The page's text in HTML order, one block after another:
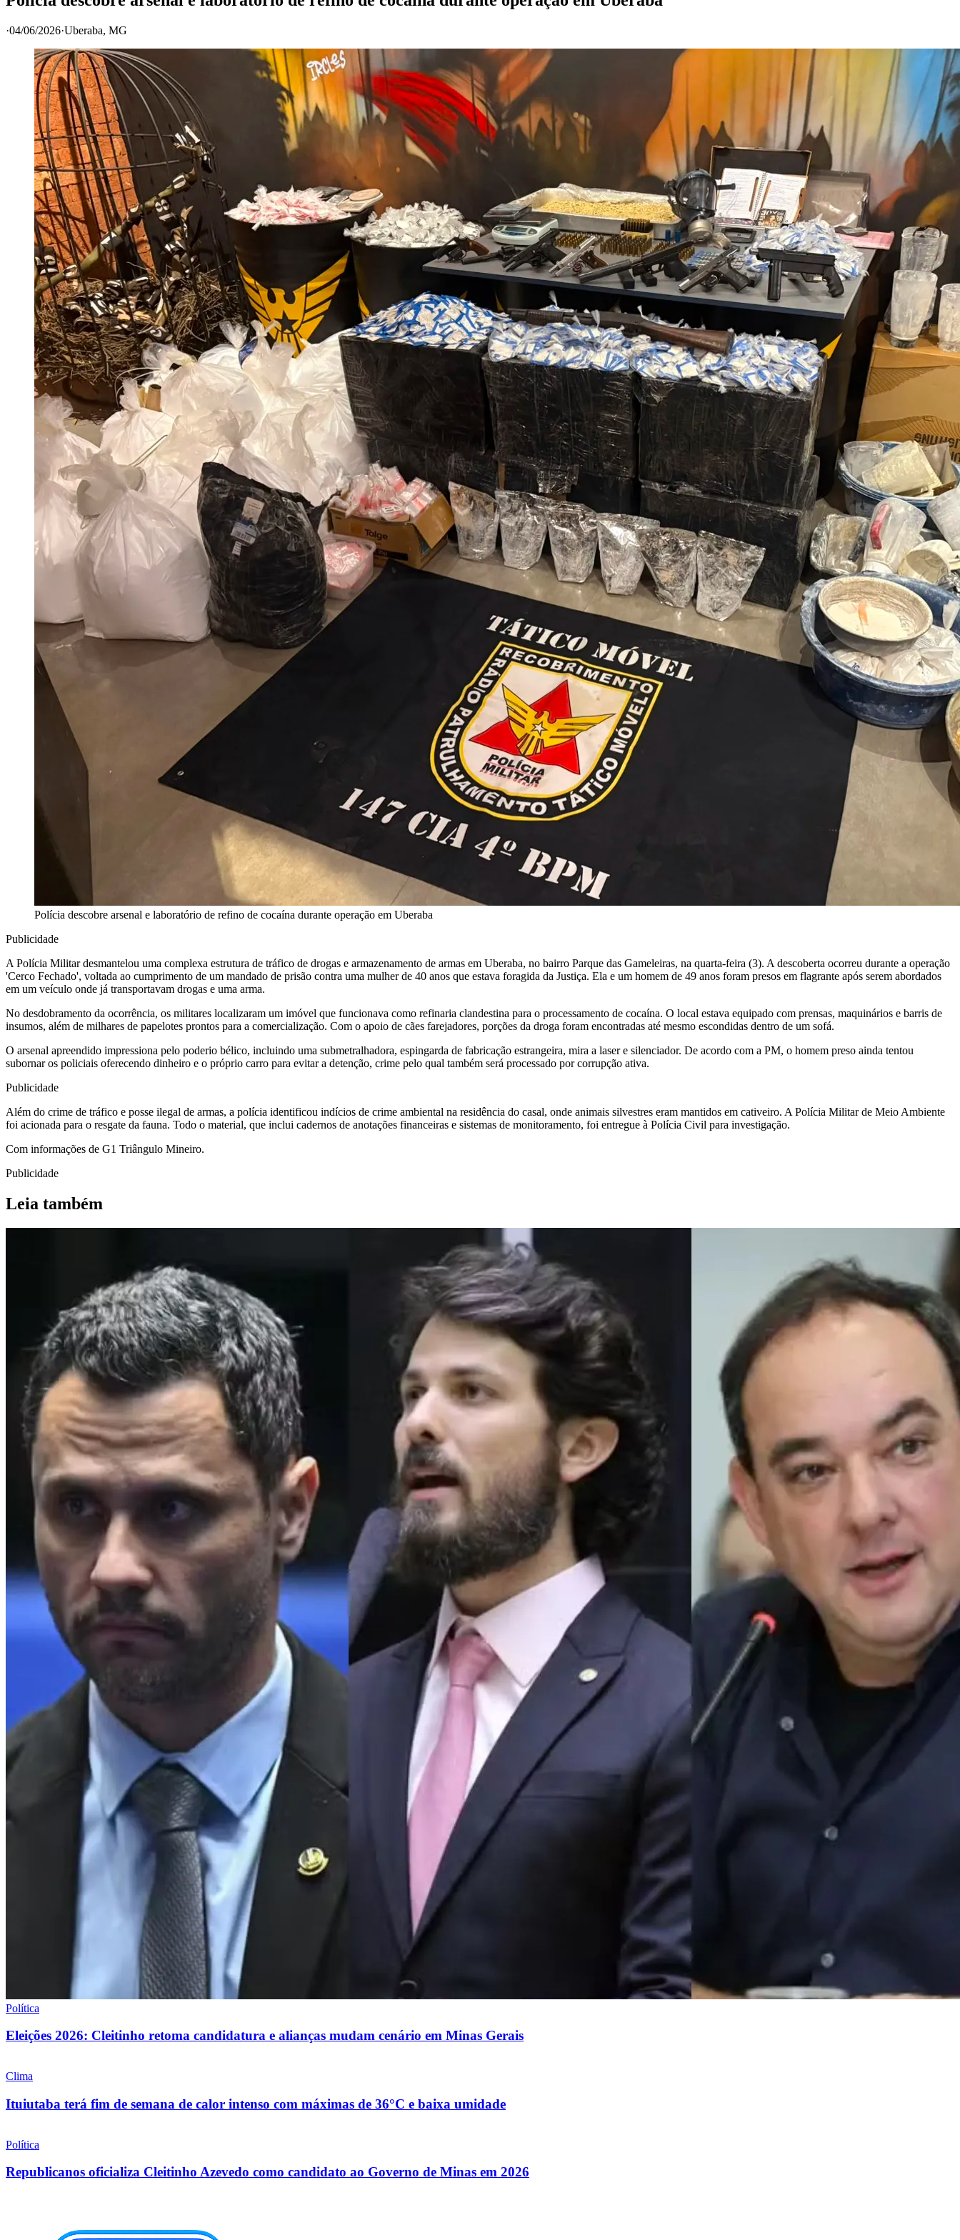
·04/06/2026·Uberaba, MG
Polícia descobre arsenal e laboratório de refino de cocaína durante operação em Uberaba
Publicidade
A Polícia Militar desmantelou uma complexa estrutura de tráfico de drogas e armazenamento de armas em Uberaba, no bairro Parque das Gameleiras, na quarta-feira (3). A descoberta ocorreu durante a operação
'Cerco Fechado', voltada ao cumprimento de um mandado de prisão contra uma mulher de 40 anos que estava foragida da Justiça. Ela e um homem de 49 anos foram presos em flagrante após serem abordados
em um veículo onde já transportavam drogas e uma arma.
No desdobramento da ocorrência, os militares localizaram um imóvel que funcionava como refinaria clandestina para o processamento de cocaína. O local estava equipado com prensas, maquinários e barris de
insumos, além de milhares de papelotes prontos para a comercialização. Com o apoio de cães farejadores, porções da droga foram encontradas até mesmo escondidas dentro de um sofá.
O arsenal apreendido impressiona pelo poderio bélico, incluindo uma submetralhadora, espingarda de fabricação estrangeira, mira a laser e silenciador. De acordo com a PM, o homem preso ainda tentou
subornar os policiais oferecendo dinheiro e o próprio carro para evitar a detenção, crime pelo qual também será processado por corrupção ativa.
Publicidade
Além do crime de tráfico e posse ilegal de armas, a polícia identificou indícios de crime ambiental na residência do casal, onde animais silvestres eram mantidos em cativeiro. A Polícia Militar de Meio Ambiente
foi acionada para o resgate da fauna. Todo o material, que inclui cadernos de anotações financeiras e sistemas de monitoramento, foi entregue à Polícia Civil para investigação.
Com informações de G1 Triângulo Mineiro.
Publicidade
Leia também
Política
Eleições 2026: Cleitinho retoma candidatura e alianças mudam cenário em Minas Gerais
Clima
Ituiutaba terá fim de semana de calor intenso com máximas de 36°C e baixa umidade
Política
Republicanos oficializa Cleitinho Azevedo como candidato ao Governo de Minas em 2026